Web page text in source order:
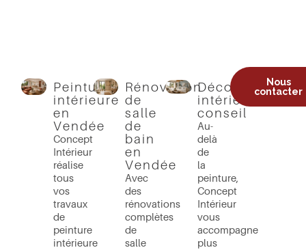
Peinture
intérieure
en
Vendée
Concept
Intérieur
réalise
tous
vos
travaux
de
peinture
intérieure
Rénovation
de
salle
de
bain
en
Vendée
Avec
des
rénovations
complètes
de
salle
Décoration
intérieure,
conseil
Au-
delà
de
la
peinture,
Concept
Intérieur
vous
accompagne
plus
Nous
contacter